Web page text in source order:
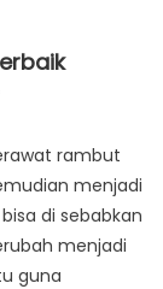
Ketombe
rambut
menjadi
di sebabkan
menjadi
guna